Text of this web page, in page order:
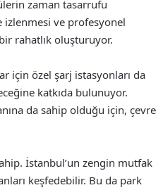
zaman tasarrufu
izlenmesi ve profesyonel
rahatlık oluşturuyor.
için özel şarj istasyonları da
katkıda bulunuyor.
da sahip olduğu için, çevre
İstanbul’un zengin mutfak
keşfedebilir. Bu da park